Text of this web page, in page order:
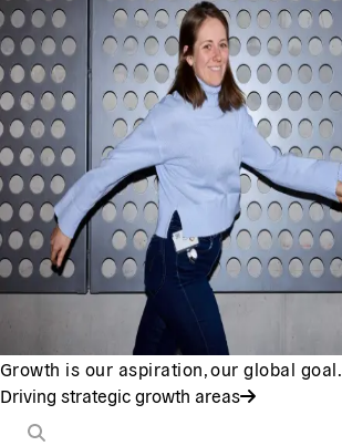
Growth is our aspiration, our global goal.
Driving strategic growth areas